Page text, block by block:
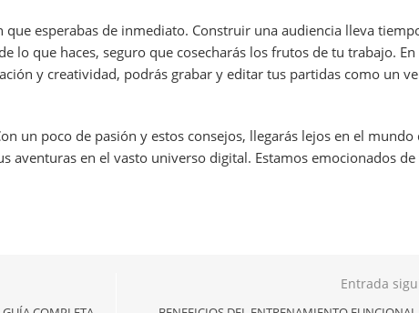
esperabas de inmediato. Construir una audiencia lleva
lo que haces, seguro que cosecharás los frutos de tu trabajo. En
y creatividad, podrás grabar y editar tus partidas como un
un poco de pasión y estos consejos, llegarás lejos en el mundo
aventuras en el vasto universo digital. Estamos emocionados
Entrada